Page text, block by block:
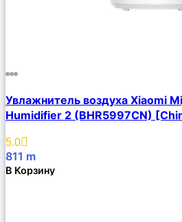
Описание
Избранное
Увлажнитель воздуха Xiaomi
Humidifier 2 (BHR5997CN)
5.0
811 m
В Корзину